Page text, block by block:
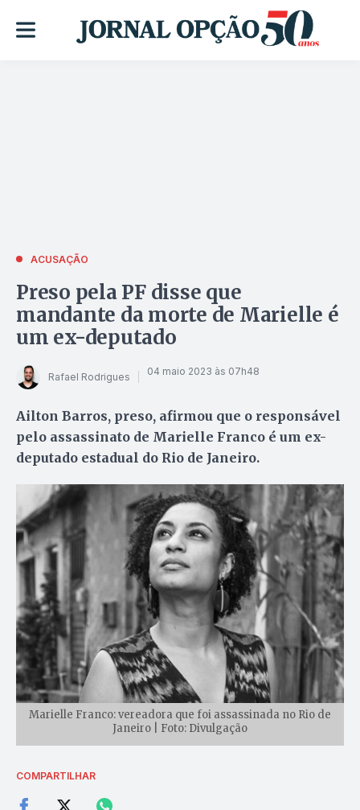
ACUSAÇÃO
Preso pela PF disse que
mandante da morte de Marielle é
um ex-deputado
Rafael Rodrigues 04 maio 2023 às 07h48
Ailton Barros, preso, afirmou que o responsável
pelo assassinato de Marielle Franco é um ex-
deputado estadual do Rio de Janeiro.
Marielle Franco: vereadora que foi assassinada no Rio de
Janeiro | Foto: Divulgação
COMPARTILHAR